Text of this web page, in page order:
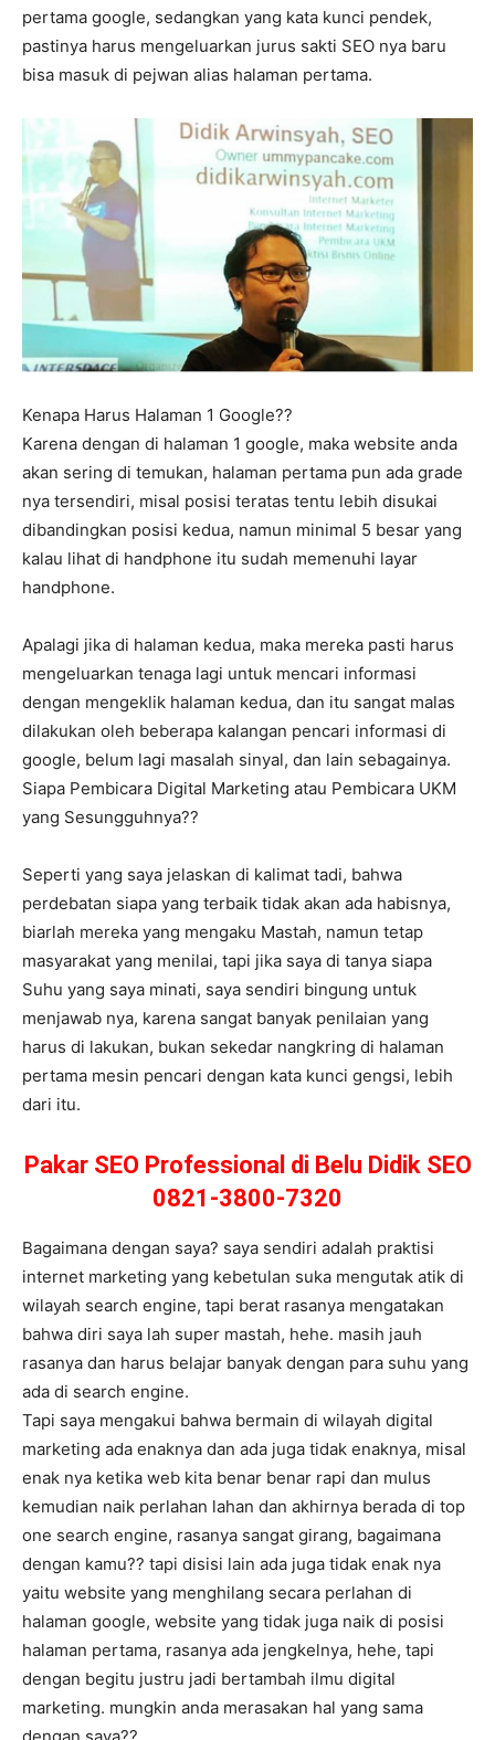
pertama google, sedangkan yang kata kunci pendek,
pastinya harus mengeluarkan jurus sakti SEO nya baru
bisa masuk di pejwan alias halaman pertama.
Kenapa Harus Halaman 1 Google??
Karena dengan di halaman 1 google, maka website anda
akan sering di temukan, halaman pertama pun ada grade
nya tersendiri, misal posisi teratas tentu lebih disukai
dibandingkan posisi kedua, namun minimal 5 besar yang
kalau lihat di handphone itu sudah memenuhi layar
handphone.
Apalagi jika di halaman kedua, maka mereka pasti harus
mengeluarkan tenaga lagi untuk mencari informasi
dengan mengeklik halaman kedua, dan itu sangat malas
dilakukan oleh beberapa kalangan pencari informasi di
google, belum lagi masalah sinyal, dan lain sebagainya.
Siapa Pembicara Digital Marketing atau Pembicara UKM
yang Sesungguhnya??
Seperti yang saya jelaskan di kalimat tadi, bahwa
perdebatan siapa yang terbaik tidak akan ada habisnya,
biarlah mereka yang mengaku Mastah, namun tetap
masyarakat yang menilai, tapi jika saya di tanya siapa
Suhu yang saya minati, saya sendiri bingung untuk
menjawab nya, karena sangat banyak penilaian yang
harus di lakukan, bukan sekedar nangkring di halaman
pertama mesin pencari dengan kata kunci gengsi, lebih
dari itu.
Pakar SEO Professional di Belu Didik SEO
0821-3800-7320
Bagaimana dengan saya? saya sendiri adalah praktisi
internet marketing yang kebetulan suka mengutak atik di
wilayah search engine, tapi berat rasanya mengatakan
bahwa diri saya lah super mastah, hehe. masih jauh
rasanya dan harus belajar banyak dengan para suhu yang
ada di search engine.
Tapi saya mengakui bahwa bermain di wilayah digital
marketing ada enaknya dan ada juga tidak enaknya, misal
enak nya ketika web kita benar benar rapi dan mulus
kemudian naik perlahan lahan dan akhirnya berada di top
one search engine, rasanya sangat girang, bagaimana
dengan kamu?? tapi disisi lain ada juga tidak enak nya
yaitu website yang menghilang secara perlahan di
halaman google, website yang tidak juga naik di posisi
halaman pertama, rasanya ada jengkelnya, hehe, tapi
dengan begitu justru jadi bertambah ilmu digital
marketing. mungkin anda merasakan hal yang sama